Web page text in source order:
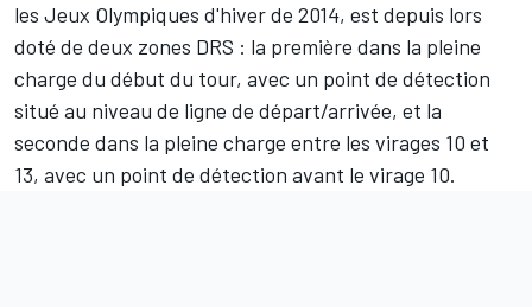
les Jeux Olympiques d'hiver de 2014, est depuis lors
doté de deux zones DRS : la première dans la pleine
charge du début du tour, avec un point de détection
situé au niveau de ligne de départ/arrivée, et la
seconde dans la pleine charge entre les virages 10 et
13, avec un point de détection avant le virage 10.